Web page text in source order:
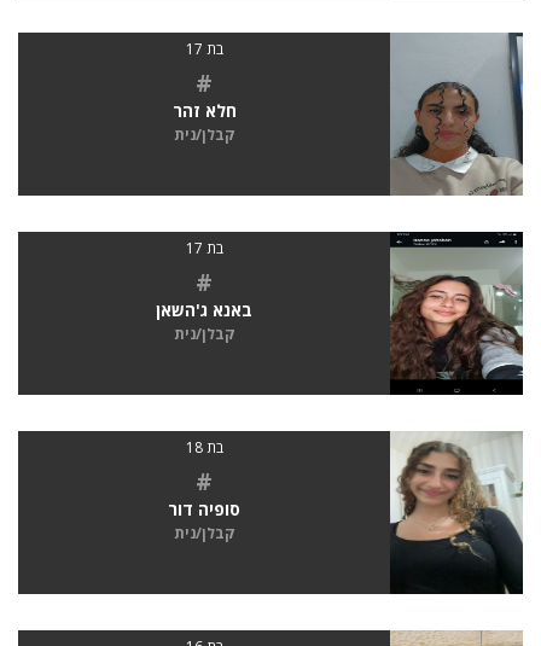
בת 17
#
חלא זהר
קבלן/נית
בת 17
#
באנא ג'השאן
קבלן/נית
בת 18
#
סופיה דור
קבלן/נית